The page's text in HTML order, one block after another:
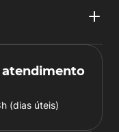
atendimento
(dias úteis)